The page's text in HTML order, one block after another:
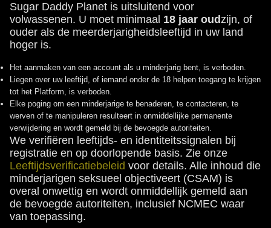
Sugar Daddy Planet is uitsluitend voor
volwassenen. U moet minimaal 18 jaar oudzijn, of
ouder als de meerderjarigheidsleeftijd in uw land
hoger is.
Het aanmaken van een account als u minderjarig bent, is verboden.
Liegen over uw leeftijd, of iemand onder de 18 helpen toegang te krijgen
tot het Platform, is verboden.
Elke poging om een minderjarige te benaderen, te contacteren, te
werven of te manipuleren resulteert in onmiddellijke permanente
verwijdering en wordt gemeld bij de bevoegde autoriteiten.
We verifiëren leeftijds- en identiteitssignalen bij
registratie en op doorlopende basis. Zie onze
Leeftijdsverificatiebeleid voor details. Alle inhoud die
minderjarigen seksueel objectiveert (CSAM) is
overal onwettig en wordt onmiddellijk gemeld aan
de bevoegde autoriteiten, inclusief NCMEC waar
van toepassing.